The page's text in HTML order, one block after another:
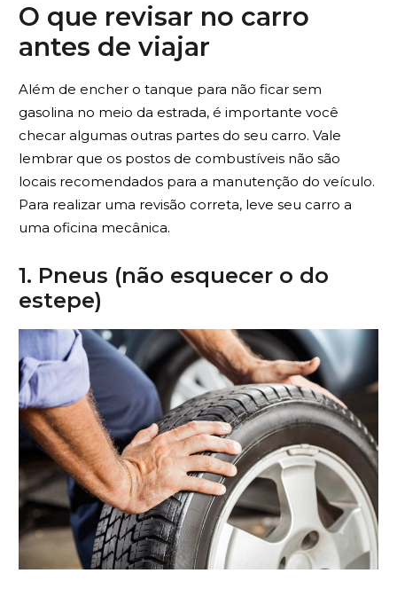
O que revisar no carro
antes de viajar
Além de encher o tanque para não ficar sem
gasolina no meio da estrada, é importante você
checar algumas outras partes do seu carro. Vale
lembrar que os postos de combustíveis não são
locais recomendados para a manutenção do veículo.
Para realizar uma revisão correta, leve seu carro a
uma oficina mecânica.
1. Pneus (não esquecer o do
estepe)